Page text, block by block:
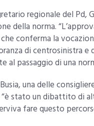
regionale del Pd,
della norma.
conferma la
di centrosinistra
al passaggio di una
una delle
“è stato un dibattito di
fare questo